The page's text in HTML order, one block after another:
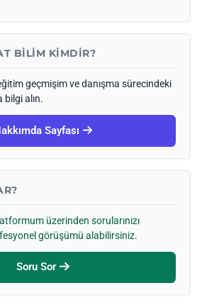
BILIM KIMDIR?
geçmişim ve danışma sürecindeki
bilgi alın.
Sayfası
üzerinden sorularınızı
görüşümü alabilirsiniz.
Soru Sor